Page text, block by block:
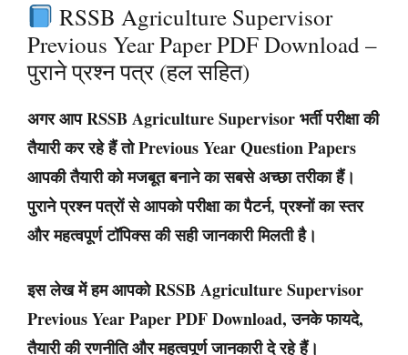
RSSB Agriculture Supervisor
Previous Year Paper PDF Download –
पुराने प्रश्न पत्र (हल सहित)
अगर आपRSSB Agriculture Supervisor भर्ती परीक्षाकी
तैयारी कर रहे हैं तो Previous Year Question Papers
आपकी तैयारी को मजबूत बनाने का सबसे अच्छा तरीका हैं।
पुराने प्रश्न पत्रों से आपको परीक्षा का पैटर्न, प्रश्नों का स्तर
और महत्वपूर्ण टॉपिक्स की सही जानकारी मिलती है।
इस लेख में हम आपकोRSSB Agriculture Supervisor
Previous Year Paper PDF Download, उनके फायदे,
तैयारी की रणनीति और महत्वपूर्ण जानकारी दे रहे हैं।